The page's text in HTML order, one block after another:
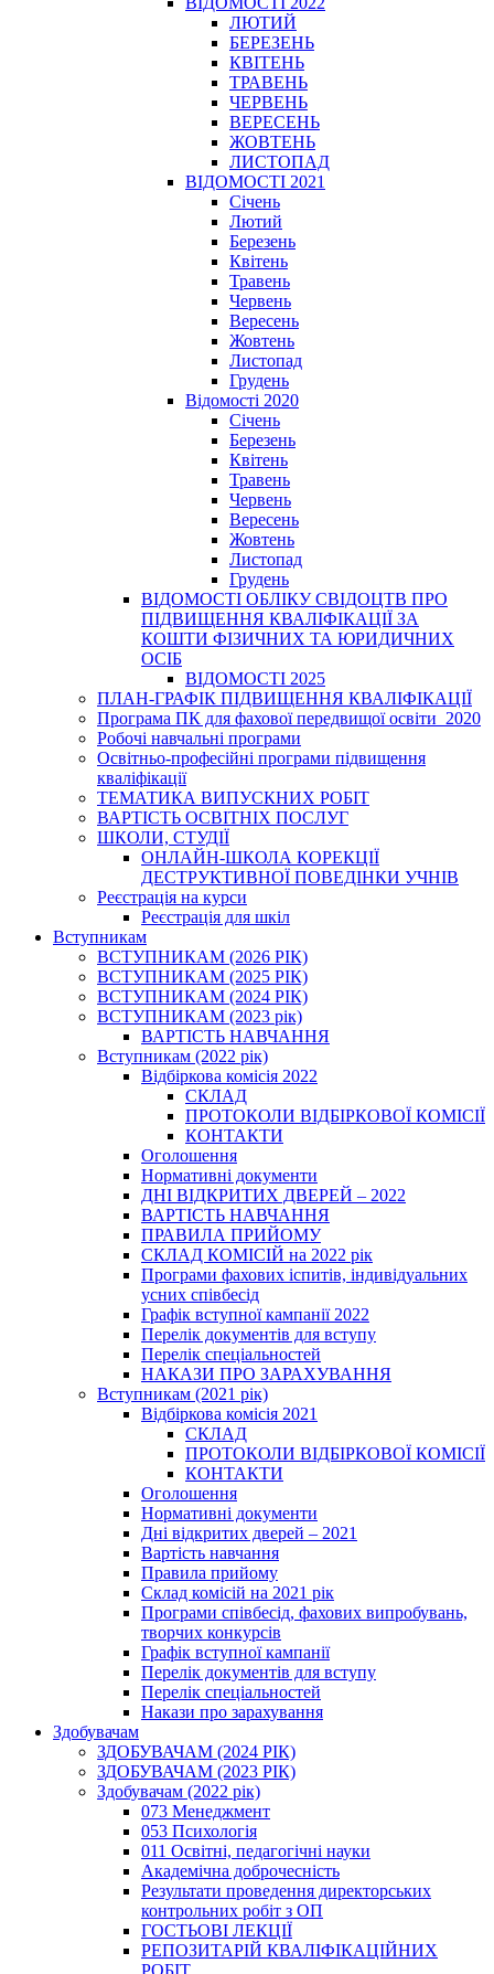
ЛЮТИЙ
БЕРЕЗЕНЬ
КВІТЕНЬ
ТРАВЕНЬ
ЧЕРВЕНЬ
ВЕРЕСЕНЬ
ЖОВТЕНЬ
ЛИСТОПАД
ВІДОМОСТІ 2021
Січень
Лютий
Березень
Квітень
Травень
Червень
Вересень
Жовтень
Листопад
Грудень
Відомості 2020
Січень
Березень
Квітень
Травень
Червень
Вересень
Жовтень
Листопад
Грудень
ВІДОМОСТІ ОБЛІКУ СВІДОЦТВ ПРО
ПІДВИЩЕННЯ КВАЛІФІКАЦІЇ ЗА
КОШТИ ФІЗИЧНИХ ТА ЮРИДИЧНИХ
ОСІБ
ВІДОМОСТІ 2025
ПЛАН-ГРАФІК ПІДВИЩЕННЯ КВАЛІФІКАЦІЇ
Програма ПК для фахової передвищої освіти_2020
Робочі навчальні програми
Освітньо-професійні програми підвищення
кваліфікації
ТЕМАТИКА ВИПУСКНИХ РОБІТ
ВАРТІСТЬ ОСВІТНІХ ПОСЛУГ
ШКОЛИ, СТУДІЇ
ОНЛАЙН-ШКОЛА КОРЕКЦІЇ
ДЕСТРУКТИВНОЇ ПОВЕДІНКИ УЧНІВ
Реєстрація на курси
Реєстрація для шкіл
Вступникам
ВСТУПНИКАМ (2026 РІК)
ВСТУПНИКАМ (2025 РІК)
ВСТУПНИКАМ (2024 РІК)
ВСТУПНИКАМ (2023 рік)
ВАРТІСТЬ НАВЧАННЯ
Вступникам (2022 рік)
Відбіркова комісія 2022
СКЛАД
ПРОТОКОЛИ ВІДБІРКОВОЇ КОМІСІЇ
КОНТАКТИ
Оголошення
Нормативні документи
ДНІ ВІДКРИТИХ ДВЕРЕЙ – 2022
ВАРТІСТЬ НАВЧАННЯ
ПРАВИЛА ПРИЙОМУ
СКЛАД КОМІСІЙ на 2022 рік
Програми фахових іспитів, індивідуальних
усних співбесід
Графік вступної кампанії 2022
Перелік документів для вступу
Перелік спеціальностей
НАКАЗИ ПРО ЗАРАХУВАННЯ
Вступникам (2021 рік)
Відбіркова комісія 2021
СКЛАД
ПРОТОКОЛИ ВІДБІРКОВОЇ КОМІСІЇ
КОНТАКТИ
Оголошення
Нормативні документи
Дні відкритих дверей – 2021
Вартість навчання
Правила прийому
Склад комісій на 2021 рік
Програми співбесід, фахових випробувань,
творчих конкурсів
Графік вступної кампанії
Перелік документів для вступу
Перелік спеціальностей
Накази про зарахування
Здобувачам
ЗДОБУВАЧАМ (2024 РІК)
ЗДОБУВАЧАМ (2023 РІК)
Здобувачам (2022 рік)
073 Менеджмент
053 Психологія
011 Освітні, педагогічні науки
Академічна доброчесність
Результати проведення директорських
контрольних робіт з ОП
ГОСТЬОВІ ЛЕКЦІЇ
РЕПОЗИТАРІЙ КВАЛІФІКАЦІЙНИХ
РОБІТ